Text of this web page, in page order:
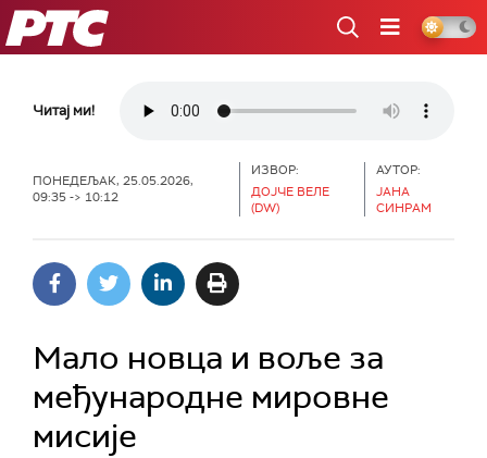
РТС
Читај ми!
ПОНЕДЕЉАК, 25.05.2026,
09:35 -> 10:12
ИЗВОР:
ДОЈЧЕ ВЕЛЕ
(DW)
АУТОР:
ЈАНА
СИНРАМ
Мало новца и воље за
међународне мировне
мисије